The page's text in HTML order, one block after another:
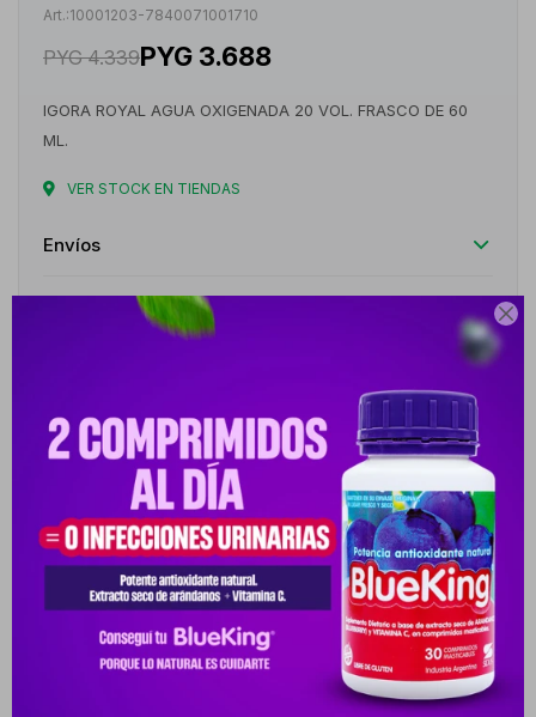

10001203-7840071001710
PYG 4.339PYG 3.688
IGORA ROYAL AGUA OXIGENADA 20 VOL. FRASCO DE 60
ML.
VER STOCK EN TIENDAS
Envíos
Cambios y Devoluciones
Descripción
ACERCA DE LA LOCIÓN ACTIVADORA IGORA ROYAL
SCHWARZKOPF ES EL OXIDANTE QUE DEBE SER MEZCLADO CON
LOS TINTES IGORA ROYAL PARA LOGR